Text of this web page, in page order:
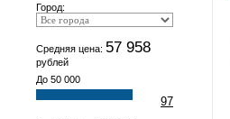
Город:
Средняя цена: 57 958
рублей
До 50 000
97